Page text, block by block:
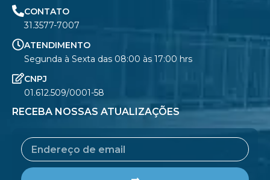
CONTATO
31.3577-7007
ATENDIMENTO
Segunda à Sexta das 08:00 às 17:00 hrs
CNPJ
01.612.509/0001-58
RECEBA NOSSAS ATUALIZAÇÕES
Email